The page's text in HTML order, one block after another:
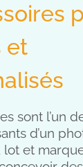
et
sont l’un
d’un
lot et